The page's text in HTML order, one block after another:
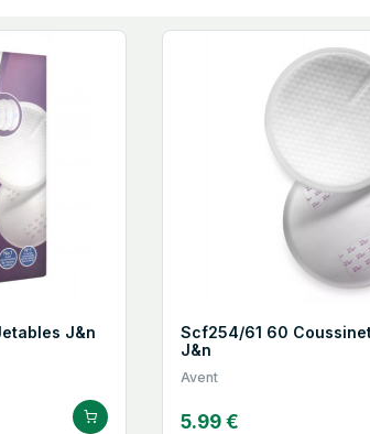
J&n
Scf254/61 60
J&n
Avent
5.99 €